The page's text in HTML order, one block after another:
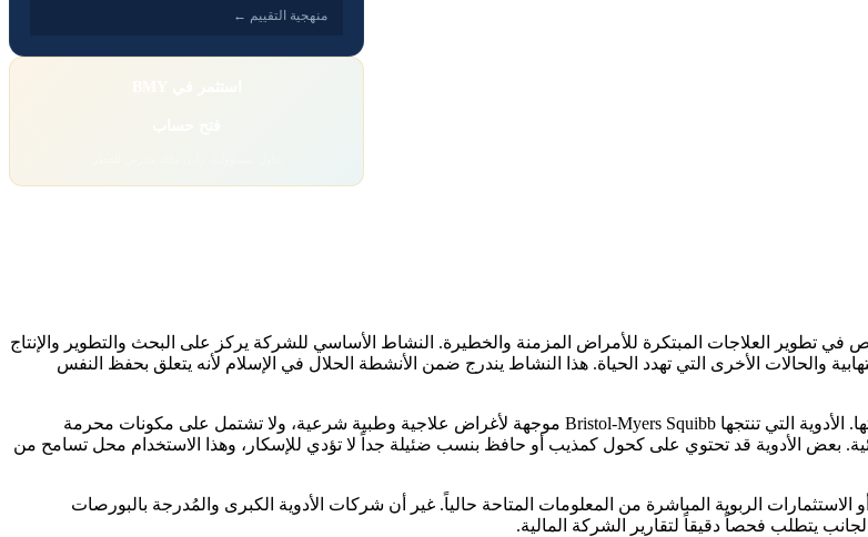
منهجية التقييم ←
العلاجات المبتكرة للأمراض المزمنة والخطيرة. النشاط الأساسي للشركة يركز على البحث والتطوير والإنتاج
والحالات الأخرى التي تهدد الحياة. هذا النشاط يندرج ضمن الأنشطة الحلال في الإسلام لأنه يتعلق بحفظ النفس
الصناعة الدوائية بشكل عام تعتبر حلالاً شرعاً طالما تلتزم بالضوابط الإسلامية في عملياتها. الأدوية التي تنتجها Bristol-Myers Squibb موجهة لأغراض علاجية وطبية شرعية، ولا تشتمل على مكونات محرمة
بعض الأدوية قد تحتوي على كحول كمذيب أو حافظ بنسب ضئيلة جداً لا تؤدي للإسكار، وهذا الاستخدام محل تسامح من
الربوية المباشرة من المعلومات المتاحة حالياً. غير أن شركات الأدوية الكبرى والمُدرجة بالبورصات
يتطلب فحصاً دقيقاً لتقارير الشركة المالية.